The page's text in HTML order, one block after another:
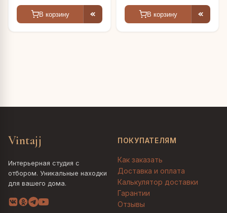
В корзину В корзину
Vintajj
Интерьерная студия с
отбором. Уникальные находки
для вашего дома.
ПОКУПАТЕЛЯМ
Как заказать
Доставка и оплата
Калькулятор доставки
Гарантии
Отзывы